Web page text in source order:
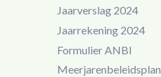
Jaarverslag 2024
Jaarrekening 2024
Formulier ANBI
Meerjarenbeleidsplan